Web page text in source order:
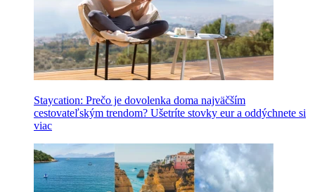
Staycation: Prečo je dovolenka doma najväčším
cestovateľským trendom? Ušetríte stovky eur a oddýchnete si
viac